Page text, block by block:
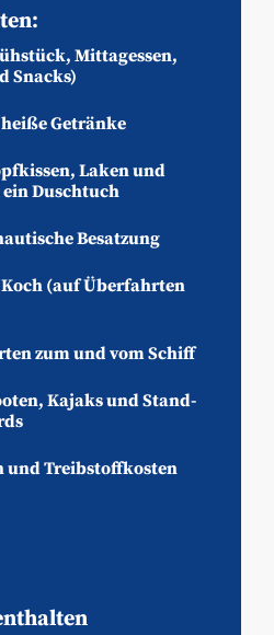
Mittagessen,
Snacks)
Getränke
Laken und
Duschtuch
Besatzung
(auf Überfahrten
zum und vom Schiff
Kajaks und Stand-
und Treibstoffkosten